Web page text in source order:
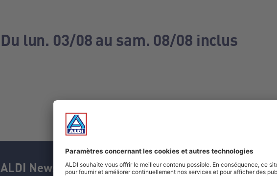
Du lun. 03/08 au sam. 08/08 inclus
ALDI Newsletter